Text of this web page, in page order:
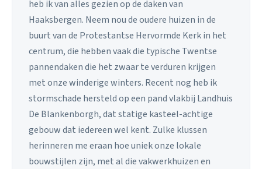
heb ik van alles gezien op de daken van
Haaksbergen. Neem nou de oudere huizen in de
buurt van de Protestantse Hervormde Kerk in het
centrum, die hebben vaak die typische Twentse
pannendaken die het zwaar te verduren krijgen
met onze winderige winters. Recent nog heb ik
stormschade hersteld op een pand vlakbij Landhuis
De Blankenborgh, dat statige kasteel-achtige
gebouw dat iedereen wel kent. Zulke klussen
herinneren me eraan hoe uniek onze lokale
bouwstijlen zijn, met al die vakwerkhuizen en